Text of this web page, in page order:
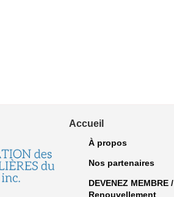
Accueil
À propos
Nos partenaires
DEVENEZ MEMBRE /
Renouvellement